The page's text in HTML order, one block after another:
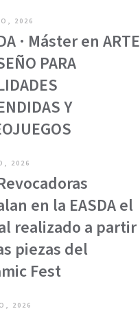
2026
· Máster en ARTE
PARA
Y
2026
en la EASDA el
realizado a partir
piezas del
Fest
2026